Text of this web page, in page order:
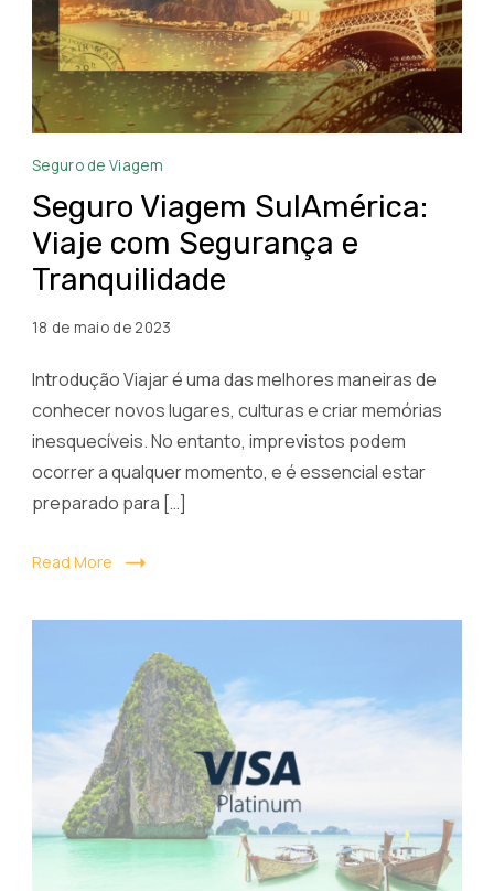
Seguro
SulAmérica
Seguro de Viagem
Seguro Viagem SulAmérica:
Viaje com Segurança e
Tranquilidade
18 de maio de 2023
Introdução Viajar é uma das melhores maneiras de
conhecer novos lugares, culturas e criar memórias
inesquecíveis. No entanto, imprevistos podem
ocorrer a qualquer momento, e é essencial estar
preparado para […]
Read More